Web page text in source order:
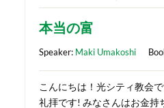
本当の富
Speaker: Maki Umakoshi
こんにちは！光シティ教会
礼拝です! みなさんはお金持